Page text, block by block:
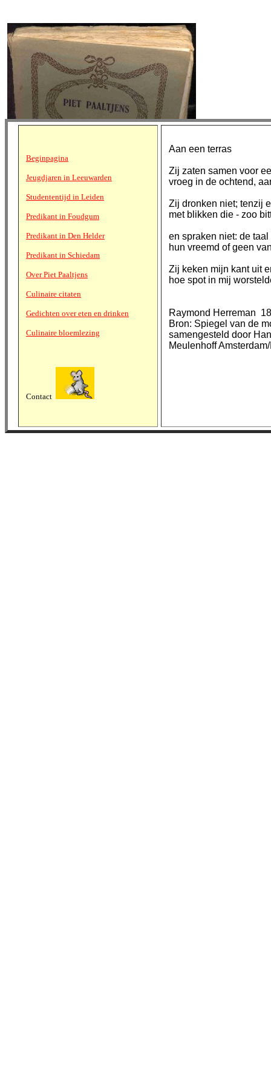
Beginpagina
Jeugdjaren in Leeuwarden
Studententijd in Leiden
Predikant in Foudgum
Predikant in Den Helder
Predikant in Schiedam
Over Piet Paaltjens
Culinaire citaten
Gedichten over eten en drinken
Culinaire bloemlezing
Contact
Aan een terras
Zij zaten samen voor
vroeg in de ochtend,
Zij dronken niet; tenzij
met blikken die - zoo
en spraken niet: de
hun vreemd of geen
Zij keken mijn kant uit
hoe spot in mij
Raymond Herreman
Bron: Spiegel van de
samengesteld door
Meulenhoff